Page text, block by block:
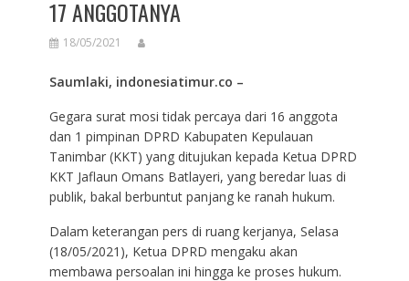
17 ANGGOTANYA
18/05/2021
Saumlaki, indonesiatimur.co –
Gegara surat mosi tidak percaya dari 16 anggota
dan 1 pimpinan DPRD Kabupaten Kepulauan
Tanimbar (KKT) yang ditujukan kepada Ketua DPRD
KKT Jaflaun Omans Batlayeri, yang beredar luas di
publik, bakal berbuntut panjang ke ranah hukum.
Dalam keterangan pers di ruang kerjanya, Selasa
(18/05/2021), Ketua DPRD mengaku akan
membawa persoalan ini hingga ke proses hukum.